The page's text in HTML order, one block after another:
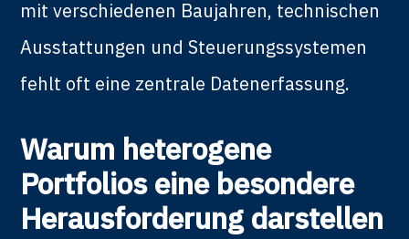
mit verschiedenen Baujahren, technischen
Ausstattungen und Steuerungssystemen
fehlt oft eine zentrale Datenerfassung.
Warum heterogene
Portfolios eine besondere
Herausforderung darstellen